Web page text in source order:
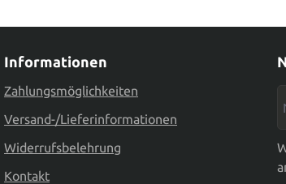
Informationen
Zahlungsmöglichkeiten
Versand-/Lieferinformationen
Widerrufsbelehrung
Kontakt